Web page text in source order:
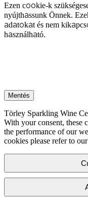
Ezen cookie-k
nyújthassunk Önnek.
adatokat és nem
használható.
Mentés
Törley Sparkling Wine
With your consent, these
the performance of our
cookies please refer to our